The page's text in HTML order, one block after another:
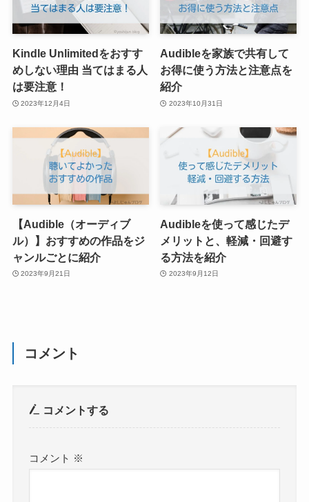
Kindle Unlimitedをおすす
めしない理由 当てはまる人
は要注意！
2023年12月4日
Audibleを家族で共有して
お得に使う方法と注意点を
紹介
2023年10月31日
【Audible（オーディブ
ル）】おすすめの作品をジ
ャンルごとに紹介
2023年9月21日
Audibleを使って感じたデ
メリットと、軽減・回避す
る方法を紹介
2023年9月12日
コメント
コメントする
コメント ※